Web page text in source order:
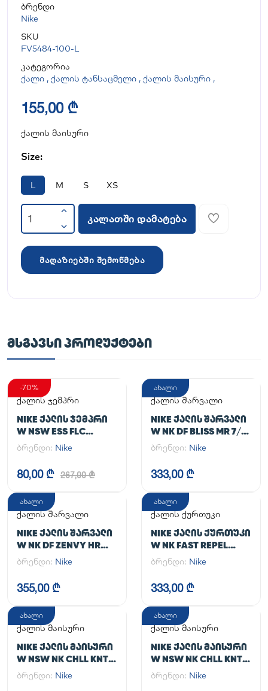
ბრენდი
Nike
SKU
FV5484-100-L
კატეგორია
ქალი , ქალის ტანსაცმელი , ქალის მაისური ,
155,00 ₾
ქალის მაისური
Size:
L M S XS
კალათში დამატება
მაღაზიებში შემოწმება
ᲛᲡᲒᲐᲕᲡᲘ ᲞᲠᲝᲓᲣᲥᲢᲔᲑᲘ
-70%
ქალის ჯემპრი
NIKE ᲥᲐᲚᲘᲡ ᲯᲔᲛᲞᲠᲘ
W NSW ESS FLC
HOODIE CLCTN RE
ბრენდი: Nike
80,00 ₾ 267,00 ₾
ახალი
ქალის შარვალი
NIKE ᲥᲐᲚᲘᲡ ᲨᲐᲠᲕᲐᲚᲘ
W NK DF BLISS MR 7/8
JOGGER
ბრენდი: Nike
333,00 ₾
ახალი
ქალის შარვალი
NIKE ᲥᲐᲚᲘᲡ ᲨᲐᲠᲕᲐᲚᲘ
W NK DF ZENVY HR
TGHT
ბრენდი: Nike
355,00 ₾
ახალი
ქალის ქურთუკი
NIKE ᲥᲐᲚᲘᲡ ᲥᲣᲠᲗᲣᲙᲘ
W NK FAST REPEL
JACKET
ბრენდი: Nike
333,00 ₾
ახალი
ქალის მაისური
NIKE ᲥᲐᲚᲘᲡ ᲛᲐᲘᲡᲣᲠᲘ
W NSW NK CHLL KNT
MD CRP
ბრენდი: Nike
ახალი
ქალის მაისური
NIKE ᲥᲐᲚᲘᲡ ᲛᲐᲘᲡᲣᲠᲘ
W NSW NK CHLL KNT
MD CRP
ბრენდი: Nike